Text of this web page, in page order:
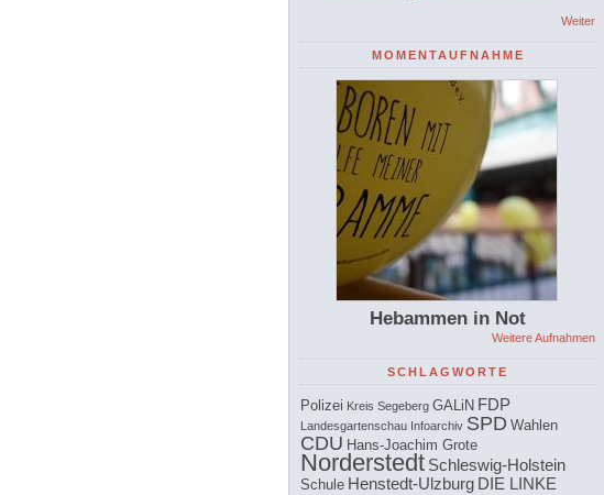
Weiter
MOMENTAUFNAHME
Hebammen in Not
Weitere Aufnahmen
SCHLAGWORTE
Polizei Kreis Segeberg GALiN FDP
Landesgartenschau Infoarchiv SPD Wahlen
CDU Hans-Joachim Grote
Norderstedt Schleswig-Holstein
Schule Henstedt-Ulzburg DIE LINKE